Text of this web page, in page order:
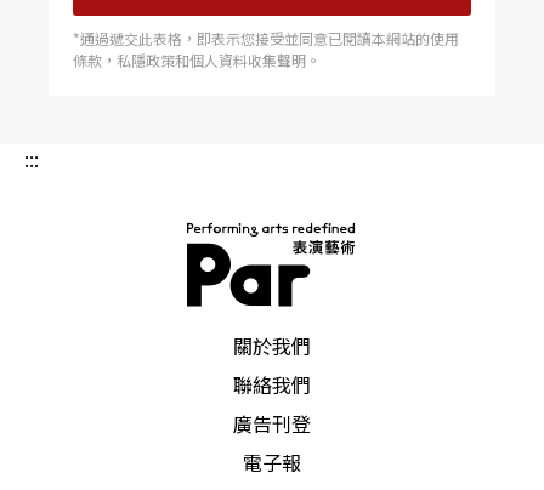
Q：十年前在NSO（國家交響樂團），您常以系列
嗎？
衛武營畢竟不是表演團隊，比較難像帶一個表演
團隊那樣可以規劃系列主題。不過在場館上，會有
各式各樣的節目產生，站在經營需要上，我們的確
也必須要呈現系列性，或者像國外那樣用節慶的方
Q：在台灣您做了頗多成功的跨界演出並為人津津
*通過遞交此表格，即表示您接受並同意已閱讀本網站的使用
條款，私隱政策和個人資料收集聲明。
:::
關於我們
聯絡我們
廣告刊登
電子報